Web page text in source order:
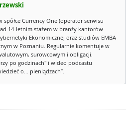
spółce Currency One (operator serwisu
14-letnim stażem w branży kantorów
Ekonomicznej oraz studiów EMBA
w Poznaniu. Regularnie komentuje w
surowcowym i obligacji.
po godzinach" i wideo podcastu
o... pieniądzach”.